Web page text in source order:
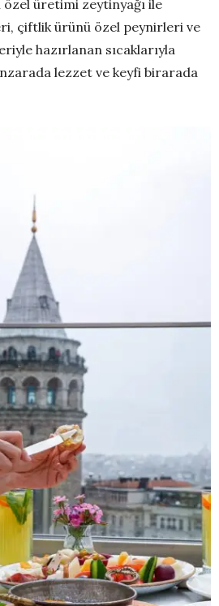
özel üretimi zeytinyağı ile
çiftlik ürünü özel peynirleri ve
hazırlanan sıcaklarıyla
lezzet ve keyfi birarada